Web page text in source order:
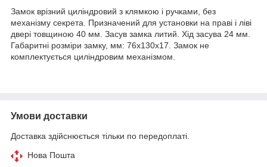
Замок врізний циліндровий з клямкою і ручками, без
механізму секрета. Призначений для установки на праві і ліві
двері товщиною 40 мм. Засув замка литий. Хід засува 24 мм.
Габаритні розміри замку, мм: 76х130х17. Замок не
комплектується циліндровим механізмом.
Умови доставки
Доставка здійснюється тільки по передоплаті.
Нова Пошта